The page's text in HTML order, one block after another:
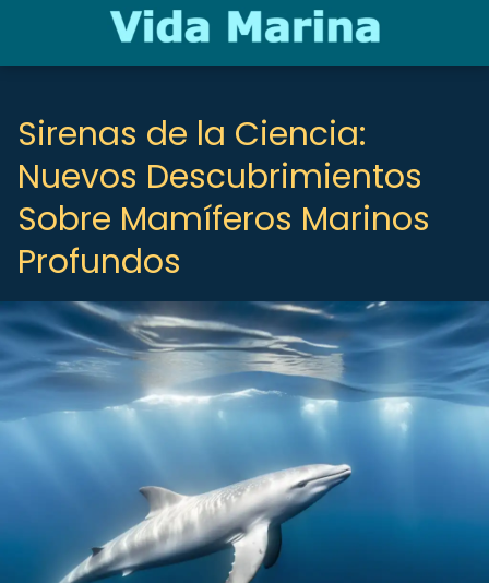
Sirenas de la Ciencia:
Nuevos Descubrimientos
Sobre Mamíferos Marinos
Profundos